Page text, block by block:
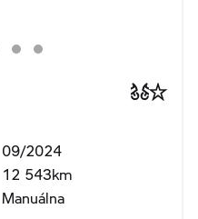
09/2024
12 543km
Manuálna